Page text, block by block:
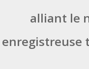
alliant le
enregistreuse